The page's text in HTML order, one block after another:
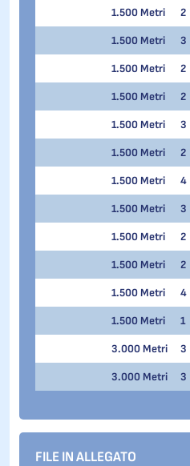
1.500 Metri 2
1.500 Metri 3
1.500 Metri 2
1.500 Metri 2
1.500 Metri 3
1.500 Metri 2
1.500 Metri 4
1.500 Metri 3
1.500 Metri 2
1.500 Metri 2
1.500 Metri 4
1.500 Metri 1
3.000 Metri 3
3.000 Metri 3
FILE IN ALLEGATO